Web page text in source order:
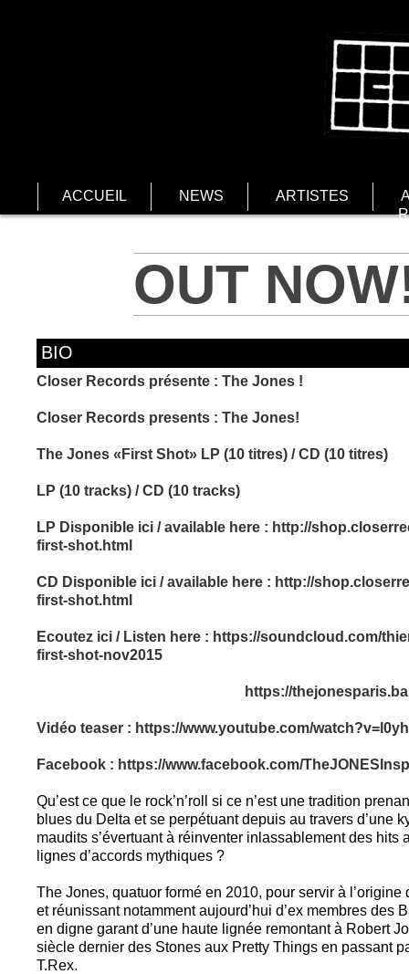
ACCUEIL NEWS ARTISTES
OUT
BIO
Closer Records présente : The Jones !
Closer Records presents : The Jones!
The Jones «First Shot» LP (10 titres) / CD (10 titres)
LP (10 tracks) / CD (10 tracks)
LP Disponible ici / available here : http://
first-shot.html
CD Disponible ici / available here : http://
first-shot.html
Ecoutez ici / Listen here : https://soundcloud.com/
first-shot-nov2015
https://
Vidéo teaser : https://www.youtube.com/
Facebook : https://www.facebook.com/
Qu’est ce que le rock’n’roll si ce n’est une tradition
blues du Delta et se perpétuant depuis au travers d’une
maudits s’évertuant à réinventer inlassablement des hits
lignes d’accords mythiques ?
The Jones, quatuor formé en 2010, pour servir à
et réunissant notamment aujourd’hui d’ex membres des
en digne garant d’une haute lignée remontant à Robert
siècle dernier des Stones aux Pretty Things en passant
T.Rex.